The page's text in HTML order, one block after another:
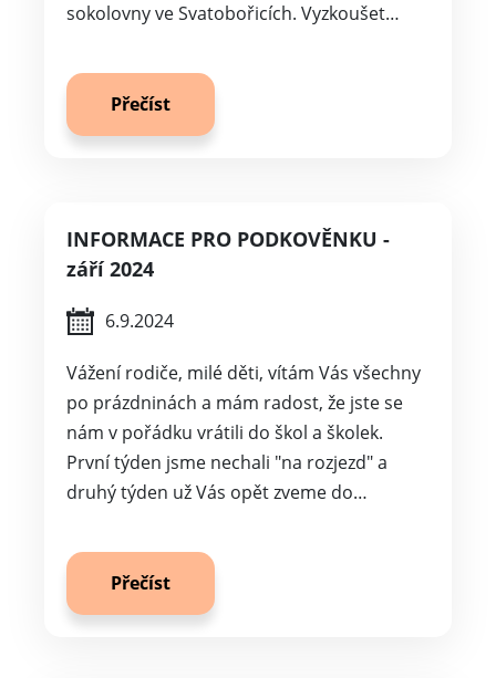
sokolovny ve Svatobořicích. Vyzkoušet…
Přečíst
INFORMACE PRO PODKOVĚNKU -
září 2024
6.9.2024
Vážení rodiče, milé děti, vítám Vás všechny
po prázdninách a mám radost, že jste se
nám v pořádku vrátili do škol a školek.
První týden jsme nechali "na rozjezd" a
druhý týden už Vás opět zveme do…
Přečíst